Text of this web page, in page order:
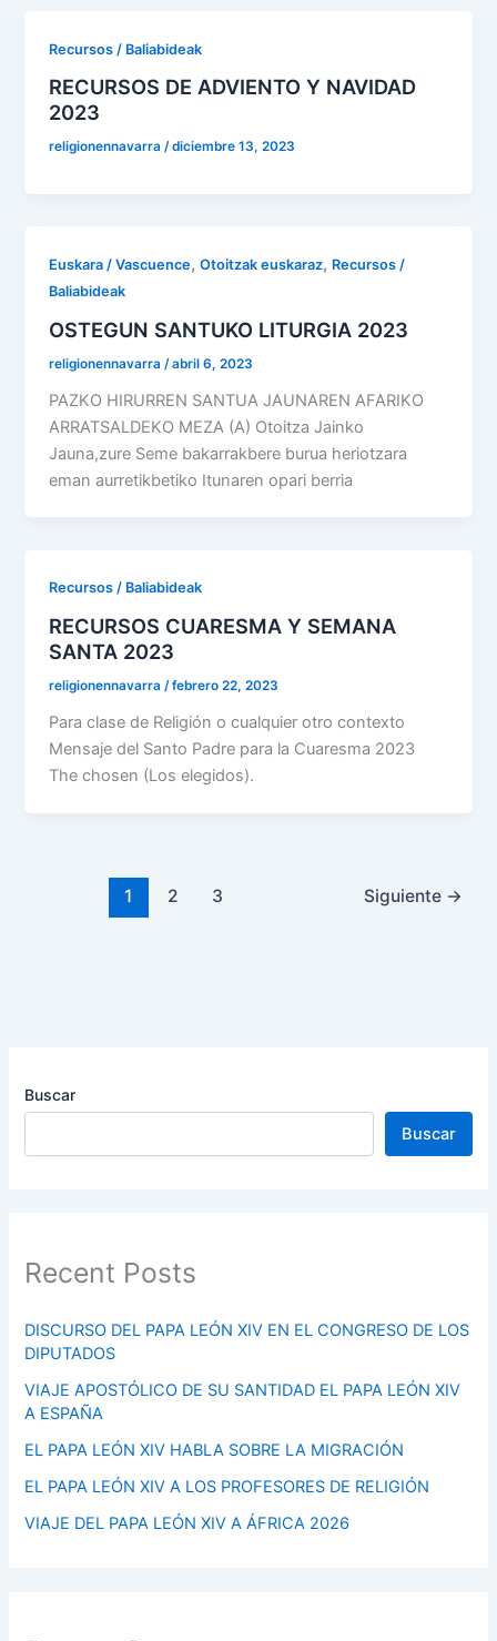
Recursos / Baliabideak
RECURSOS DE ADVIENTO Y NAVIDAD
2023
religionennavarra/diciembre 13, 2023
Euskara / Vascuence,Otoitzak euskaraz, Recursos /
Baliabideak
OSTEGUN SANTUKO LITURGIA 2023
religionennavarra /abril 6, 2023
PAZKO HIRURREN SANTUA JAUNAREN AFARIKO
ARRATSALDEKO MEZA (A) Otoitza Jainko
Jauna,zure Seme bakarrakbere burua heriotzara
eman aurretikbetiko Itunaren opari berria
Recursos / Baliabideak
RECURSOS CUARESMA Y SEMANA
SANTA 2023
religionennavarra/febrero 22, 2023
Para clase de Religión o cualquier otro contexto
Mensaje del Santo Padre para la Cuaresma 2023
The chosen (Los elegidos).
1 2 3 Siguiente →
Buscar
Buscar
Recent Posts
DISCURSO DEL PAPA LEÓN XIV EN EL CONGRESO DE LOS
DIPUTADOS
VIAJE APOSTÓLICO DE SU SANTIDAD EL PAPA LEÓN XIV
A ESPAÑA
EL PAPA LEÓN XIV HABLA SOBRE LA MIGRACIÓN
EL PAPA LEÓN XIV A LOS PROFESORES DE RELIGIÓN
VIAJE DEL PAPA LEÓN XIV A ÁFRICA 2026